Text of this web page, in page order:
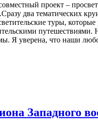
проект –
два тематических
туры,
Я уверена, что наши
Западного